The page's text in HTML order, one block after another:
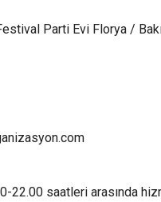
Parti Evi Florya /
22.00 saatleri arasında